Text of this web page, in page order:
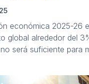
económica 2025-26
global alrededor del
será suficiente para